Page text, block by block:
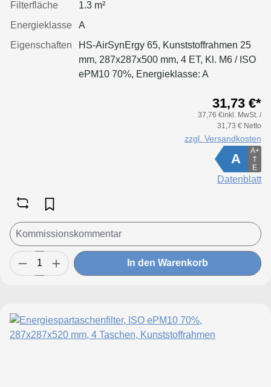
Filterfläche
1.3 m²
Energieklasse
A
Eigenschaften
HS-AirSynErgy 65, Kunststoffrahmen 25
mm, 287x287x500 mm, 4 ET, Kl. M6 / ISO
ePM10 70%, Energieklasse: A
31,73 €*
37,76 €inkl. MwSt. /
31,73 € Netto
zzgl. Versandkosten
A
A+
E
Datenblatt
In den Warenkorb